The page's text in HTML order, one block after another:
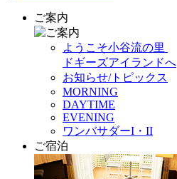
ご案内
ようこそ小谷流の里
ドギーズアイランドへ
お知らせ/トピックス
MORNING
DAYTIME
EVENING
ワンバサダーI・II
ご宿泊